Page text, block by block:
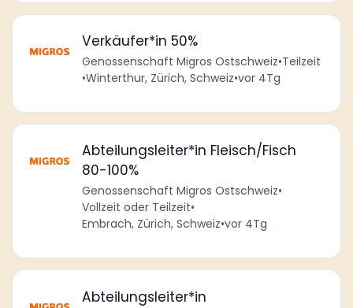
Verkäufer*in 50%
Genossenschaft Migros Ostschweiz•Teilzeit
•Winterthur, Zürich, Schweiz•vor 4Tg
Abteilungsleiter*in Fleisch/Fisch
80-100%
Genossenschaft Migros Ostschweiz•
Vollzeit oder Teilzeit•
Embrach, Zürich, Schweiz•vor 4Tg
Abteilungsleiter*in